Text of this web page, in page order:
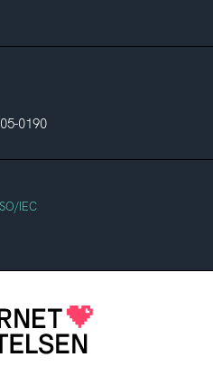
0190
IEC
för ett internet som
och samhället